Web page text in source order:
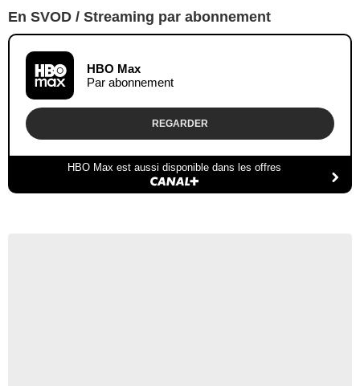
En SVOD / Streaming par abonnement
HBO Max
Par abonnement
REGARDER
HBO Max est aussi disponible dans les offres